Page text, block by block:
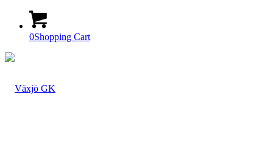
0Shopping Cart